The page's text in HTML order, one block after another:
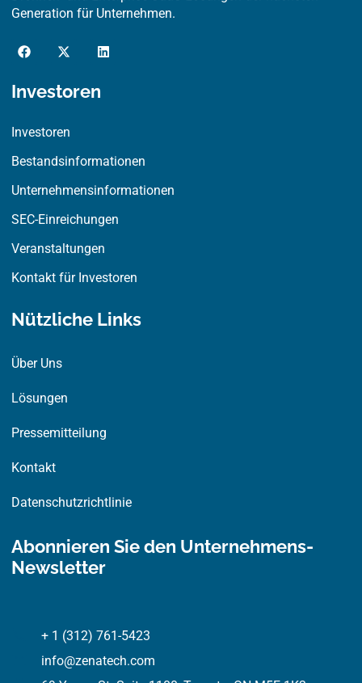
Generation für Unternehmen.
F
a
b
k
X
-
i
e
L
i
Investoren
Investoren
Bestandsinformationen
Unternehmensinformationen
SEC-Einreichungen
Veranstaltungen
Kontakt für Investoren
Nützliche Links
Über Uns
Lösungen
Pressemitteilung
Kontakt
Datenschutzrichtlinie
Abonnieren Sie den Unternehmens-
Newsletter
+ 1 (312) 761-5423
info@zenatech.com